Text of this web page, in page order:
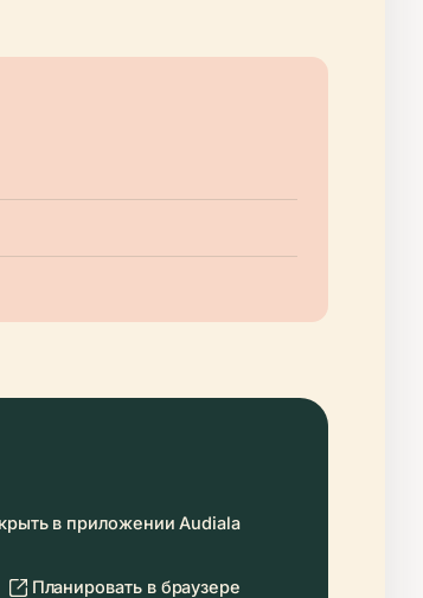
в приложении Audiala
Планировать в браузере